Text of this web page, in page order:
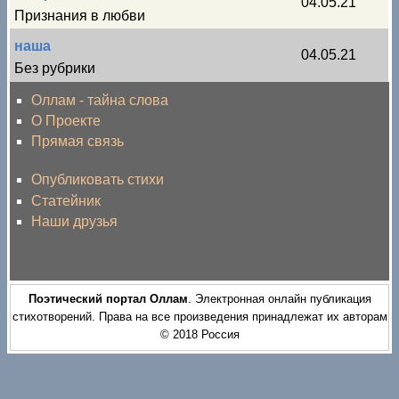
Признания в любви
наша
Без рубрики
04.05.21
Оллам - тайна слова
О Проекте
Прямая связь
Опубликовать стихи
Статейник
Наши друзья
Поэтический портал Оллам. Электронная онлайн публикация
стихотворений. Права на все произведения принадлежат их авторам
© 2018 Россия